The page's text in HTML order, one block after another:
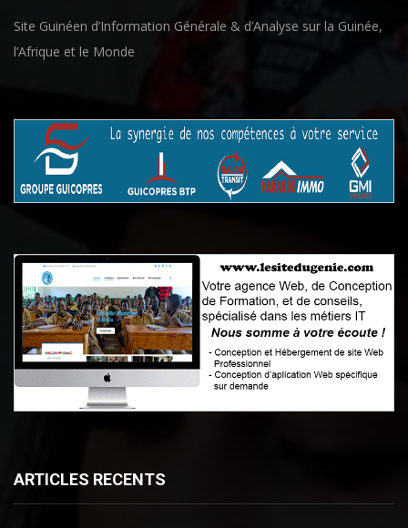
Site Guinéen d’Information Générale & d’Analyse sur la Guinée,
l’Afrique et le Monde
ARTICLES RECENTS